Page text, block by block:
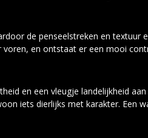
de penseelstreken en
voren, en ontstaat er een mooi
en een vleugje landelijkheid
iets dierlijks met karakter. Een